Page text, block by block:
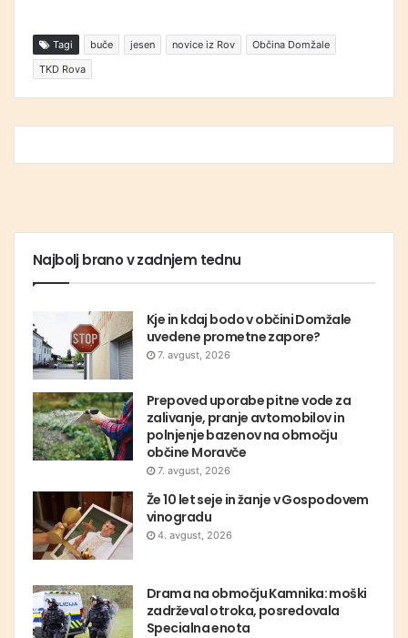
Tagi buče jesen novice iz Rov
Občina Domžale
TKD Rova
Najbolj brano v zadnjem tednu
Kje in kdaj bodo v občini Domžale
uvedene prometne zapore?
7. avgust, 2026
Prepoved uporabe pitne vode za
zalivanje, pranje avtomobilov in
polnjenje bazenov na območju
občine Moravče
7. avgust, 2026
Že 10 let seje in žanje v Gospodovem
vinogradu
4. avgust, 2026
Drama na območju Kamnika: moški
zadrževal otroka, posredovala
Specialna enota